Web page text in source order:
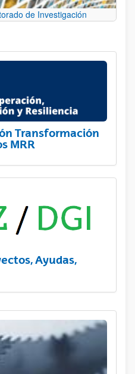
de Investigación
Transformación
MRR
Ayudas,